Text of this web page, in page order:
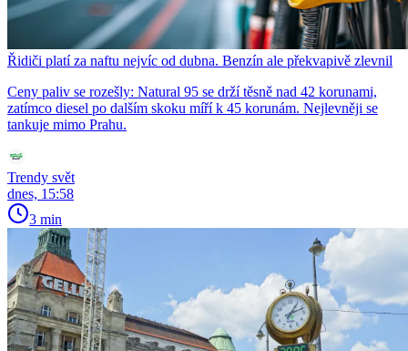
Řidiči platí za naftu nejvíc od dubna. Benzín ale překvapivě zlevnil
Ceny paliv se rozešly: Natural 95 se drží těsně nad 42 korunami,
zatímco diesel po dalším skoku míří k 45 korunám. Nejlevněji se
tankuje mimo Prahu.
Trendy svět
dnes, 15:58
3 min